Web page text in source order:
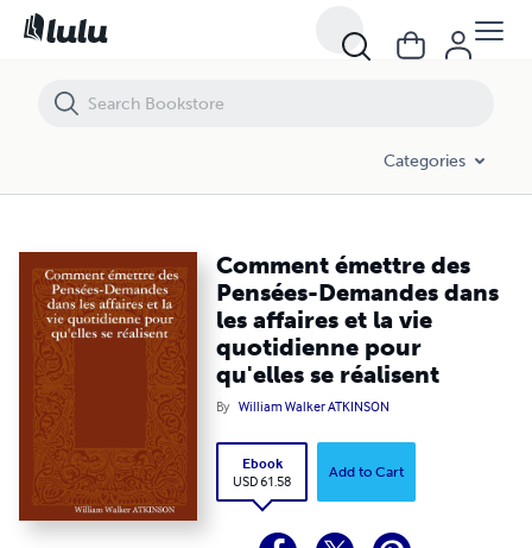
Categories
Comment émettre des
Pensées-Demandes dans
les affaires et la vie
quotidienne pour
qu'elles se réalisent
By William Walker ATKINSON
Ebook
USD 61.58
Add to Cart
Comment émettre des Pensées-Demandes dans les affaires et la